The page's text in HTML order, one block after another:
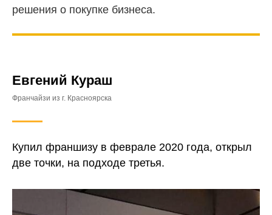
решения о покупке бизнеса.
Евгений Кураш
Франчайзи из г. Красноярска
Купил франшизу в феврале 2020 года, открыл
две точки, на подходе третья.